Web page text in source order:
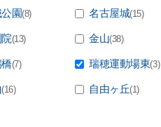
園(8) 名古屋城(15)
(13) 金山(38)
(7) 瑞穂運動場東(3)
(16) 自由ヶ丘(1)